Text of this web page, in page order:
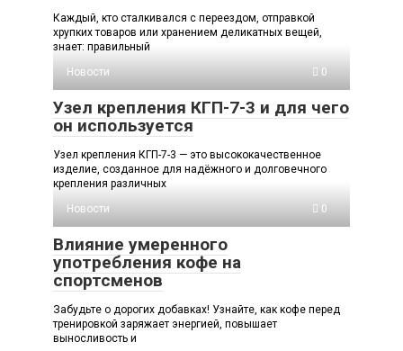
Каждый, кто сталкивался с переездом, отправкой
хрупких товаров или хранением деликатных вещей,
знает: правильный
Новости
0
Узел крепления КГП-7-3 и для чего
он используется
Узел крепления КГП-7-3 — это высококачественное
изделие, созданное для надёжного и долговечного
крепления различных
Новости
0
Влияние умеренного
употребления кофе на
спортсменов
Забудьте о дорогих добавках! Узнайте, как кофе перед
тренировкой заряжает энергией, повышает
выносливость и